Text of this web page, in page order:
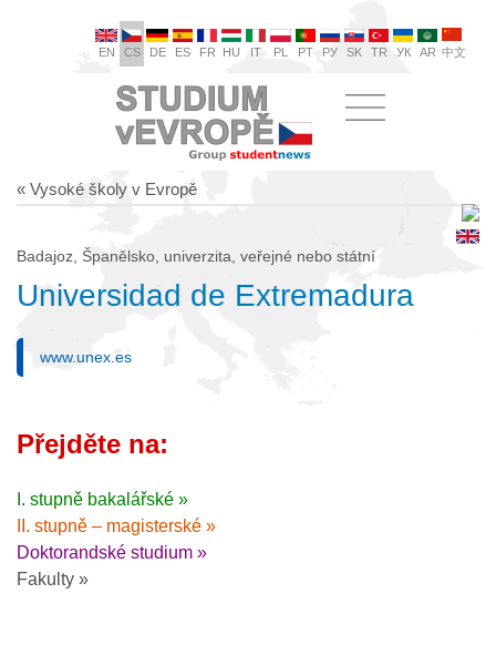
EN CS DE ES FR HU IT PL PT РУ SK TR УК AR 中文
« Vysoké školy v Evropě
Badajoz, Španělsko, univerzita, veřejné nebo státní
Universidad de Extremadura
www.unex.es
Přejděte na:
I. stupně bakalářské »
II. stupně – magisterské »
Doktorandské studium »
Fakulty »